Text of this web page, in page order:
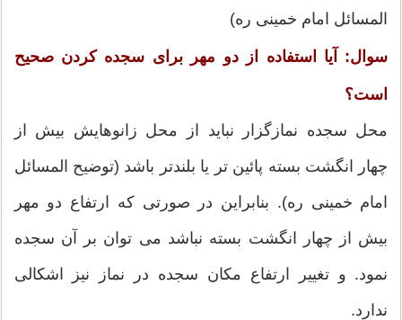
المسائل امام خمینی ره)
سوال: آیا استفاده از دو مهر برای سجده کردن صحیح
است؟
محل سجده نمازگزار نباید از محل زانوهایش بیش از
چهار انگشت بسته پائین تر یا بلندتر باشد (توضیح المسائل
امام خمینی ره). بنابراین در صورتی که ارتفاع دو مهر
بیش از چهار انگشت بسته نباشد می توان بر آن سجده
نمود. و تغییر ارتفاع مکان سجده در نماز نیز اشکالی
ندارد.